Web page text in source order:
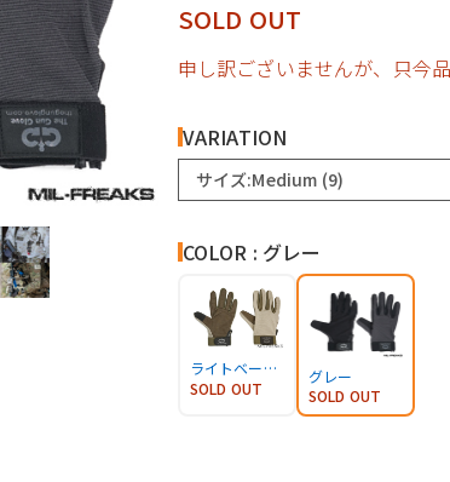
SOLD OUT
申し訳ございませんが、只今品
VARIATION
サイズ:Medium (9)
COLOR : グレー
ライトベージュ
SOLD OUT
グレー
SOLD OUT